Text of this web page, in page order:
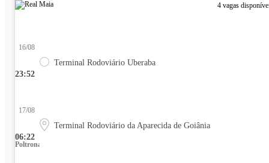
4 vagas
23:52
16/08
Terminal Rodoviário Uberaba
06:22
17/08
Terminal Rodoviário da Aparecida de Goiânia
Poltrona